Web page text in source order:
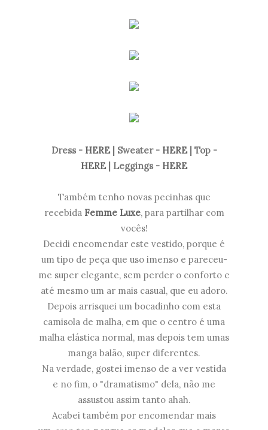
Dress - HERE| Sweater - HERE| Top -
HERE| Leggings - HERE
Também tenho novas pecinhas que
recebida Femme Luxe, para partilhar com
vocês!
Decidi encomendar este vestido, porque é
um tipo de peça que uso imenso e pareceu-
me super elegante, sem perder o conforto e
até mesmo um ar mais casual, que eu adoro.
Depois arrisquei um bocadinho com esta
camisola de malha, em que o centro é uma
malha elástica normal, mas depois tem umas
manga balão, super diferentes.
Na verdade, gostei imenso de a ver vestida
e no fim, o "dramatismo" dela, não me
assustou assim tanto ahah.
Acabei também por encomendar mais